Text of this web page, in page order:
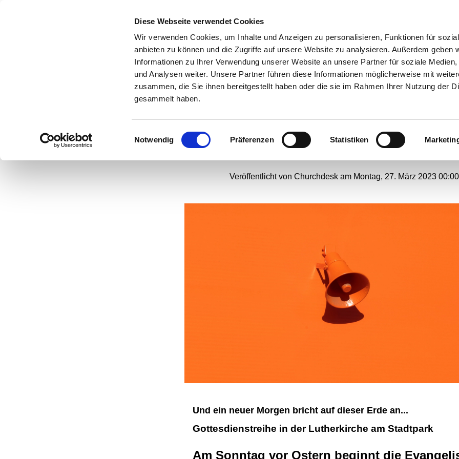
Diese Webseite verwendet Cookies
Wir verwenden Cookies, um Inhalte und Anzeigen zu personalisieren, Funktionen für
anbieten zu können und die Zugriffe auf unsere Website zu analysieren. Außerdem geben
Informationen zu Ihrer Verwendung unserer Website an unsere Partner für soziale Medien,
und Analysen weiter. Unsere Partner führen diese Informationen möglicherweise mit
zusammen, die Sie ihnen bereitgestellt haben oder die sie im Rahmen Ihrer Nutzung der
gesammelt haben.
Einwilligungsauswahl
Notwendig Präferenzen Statistiken
Und ein neuer Morgen
# Webseiten-Migration
Veröffentlicht von Churchdesk am Montag, 27. März 2023 00:00
Und ein neuer Morgen bricht auf dieser Erde an...
Gottesdienstreihe in der Lutherkirche am Stadtpark
Am Sonntag vor Ostern beginnt die